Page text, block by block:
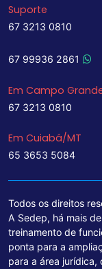
Suporte
67 3213 0810
67 99936 2861
Em Campo
67 3213 0810
Em Cuiabá/MT
65 3653 5084
Todos os direitos
A Sedep, há mais
treinamento de
ponta para a
para a área jurídica,